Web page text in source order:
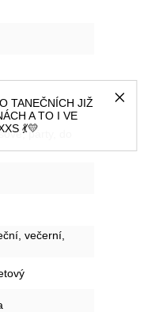
TANEČNÍCH JIŽ
A TO I VE
💃💛
párty, do
večerní,